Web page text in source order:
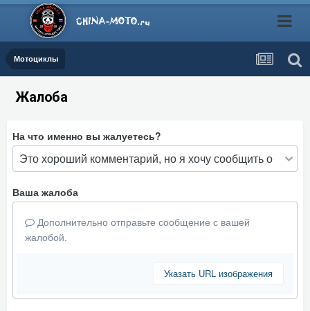
Мотоциклы
Жалоба
На что именно вы жалуетесь?
Ваша жалоба
Дополнительно отправьте сообщение с вашей
жалобой.
Указать URL изображения